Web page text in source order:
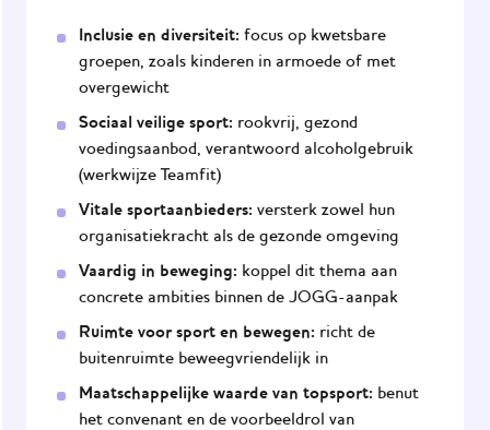
Inclusie en diversiteit: focus op kwetsbare
groepen, zoals kinderen in armoede of met
overgewicht
Sociaal veilige sport: rookvrij, gezond
voedingsaanbod, verantwoord alcoholgebruik
(werkwijze Teamfit)
Vitale sportaanbieders: versterk zowel hun
organisatiekracht als de gezonde omgeving
Vaardig in beweging: koppel dit thema aan
concrete ambities binnen de JOGG-aanpak
Ruimte voor sport en bewegen: richt de
buitenruimte beweegvriendelijk in
Maatschappelijke waarde van topsport: benut
het convenant en de voorbeeldrol van